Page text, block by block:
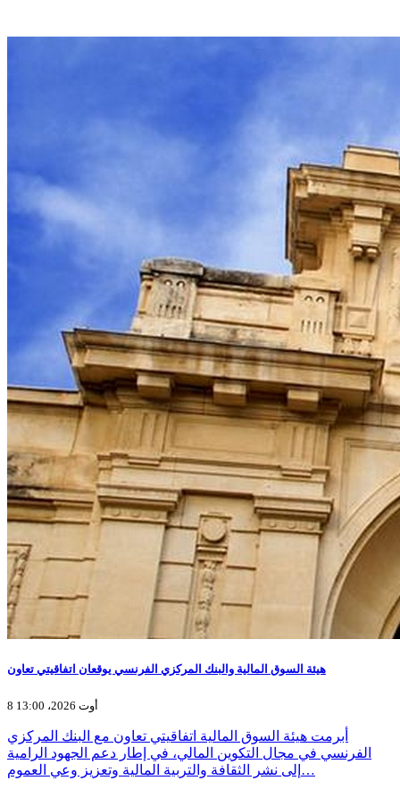
هيئة السوق المالية والبنك المركزي الفرنسي يوقعان اتفاقيتي تعاون
8 أوت 2026، 13:00
أبرمت هيئة السوق المالية اتفاقيتي تعاون مع البنك المركزي
الفرنسي في مجال التكوين المالي، في إطار دعم الجهود الرامية
إلى نشر الثقافة والتربية المالية وتعزيز وعي العموم…